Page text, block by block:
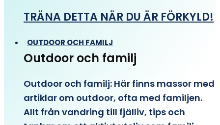
TRÄNA DETTA NÄR DU ÄR FÖRKYLD!
OUTDOOR OCH FAMILJ
Outdoor och familj
Outdoor och familj: Här finns massor med
artiklar om outdoor, ofta med familjen.
Allt från vandring till fjälliv, tips och